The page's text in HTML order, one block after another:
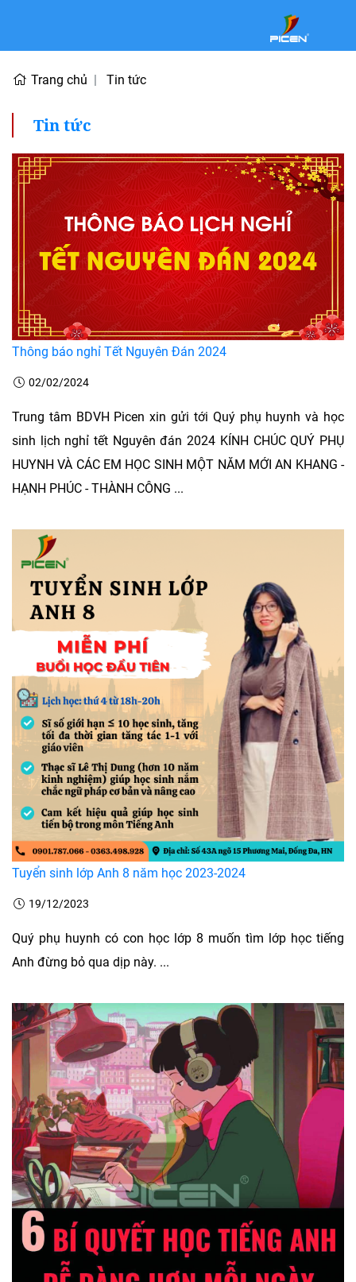
Trang chủ Tin tức
Tin tức
Thông báo nghỉ Tết Nguyên Đán 2024
02/02/2024
Trung tâm BDVH Picen xin gửi tới Quý phụ huynh và học
sinh lịch nghỉ tết Nguyên đán 2024 KÍNH CHÚC QUÝ PHỤ
HUYNH VÀ CÁC EM HỌC SINH MỘT NĂM MỚI AN KHANG -
HẠNH PHÚC - THÀNH CÔNG ...
Tuyển sinh lớp Anh 8 năm học 2023-2024
19/12/2023
Quý phụ huynh có con học lớp 8 muốn tìm lớp học tiếng
Anh đừng bỏ qua dịp này. ...